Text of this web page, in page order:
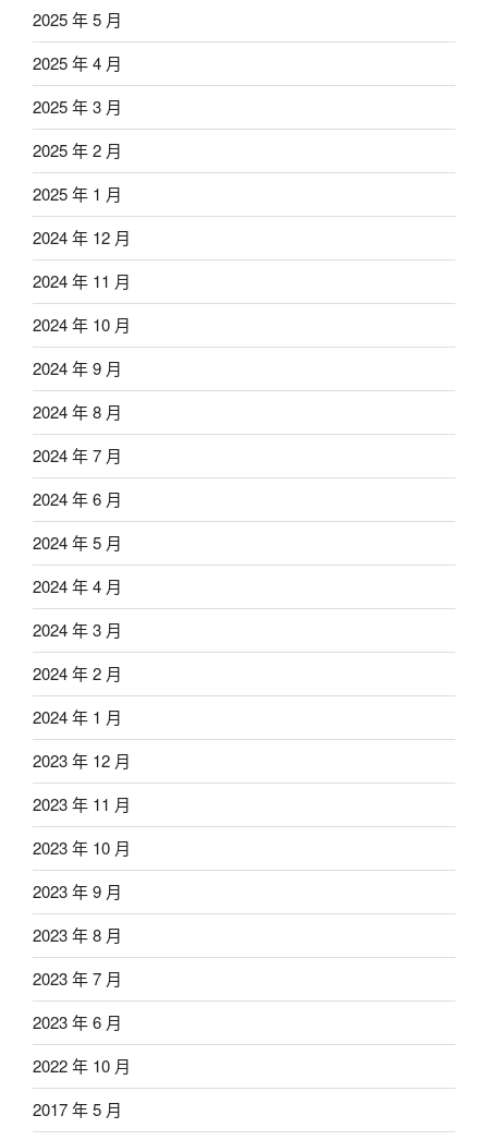
2025 年 5 月
2025 年 4 月
2025 年 3 月
2025 年 2 月
2025 年 1 月
2024 年 12 月
2024 年 11 月
2024 年 10 月
2024 年 9 月
2024 年 8 月
2024 年 7 月
2024 年 6 月
2024 年 5 月
2024 年 4 月
2024 年 3 月
2024 年 2 月
2024 年 1 月
2023 年 12 月
2023 年 11 月
2023 年 10 月
2023 年 9 月
2023 年 8 月
2023 年 7 月
2023 年 6 月
2022 年 10 月
2017 年 5 月